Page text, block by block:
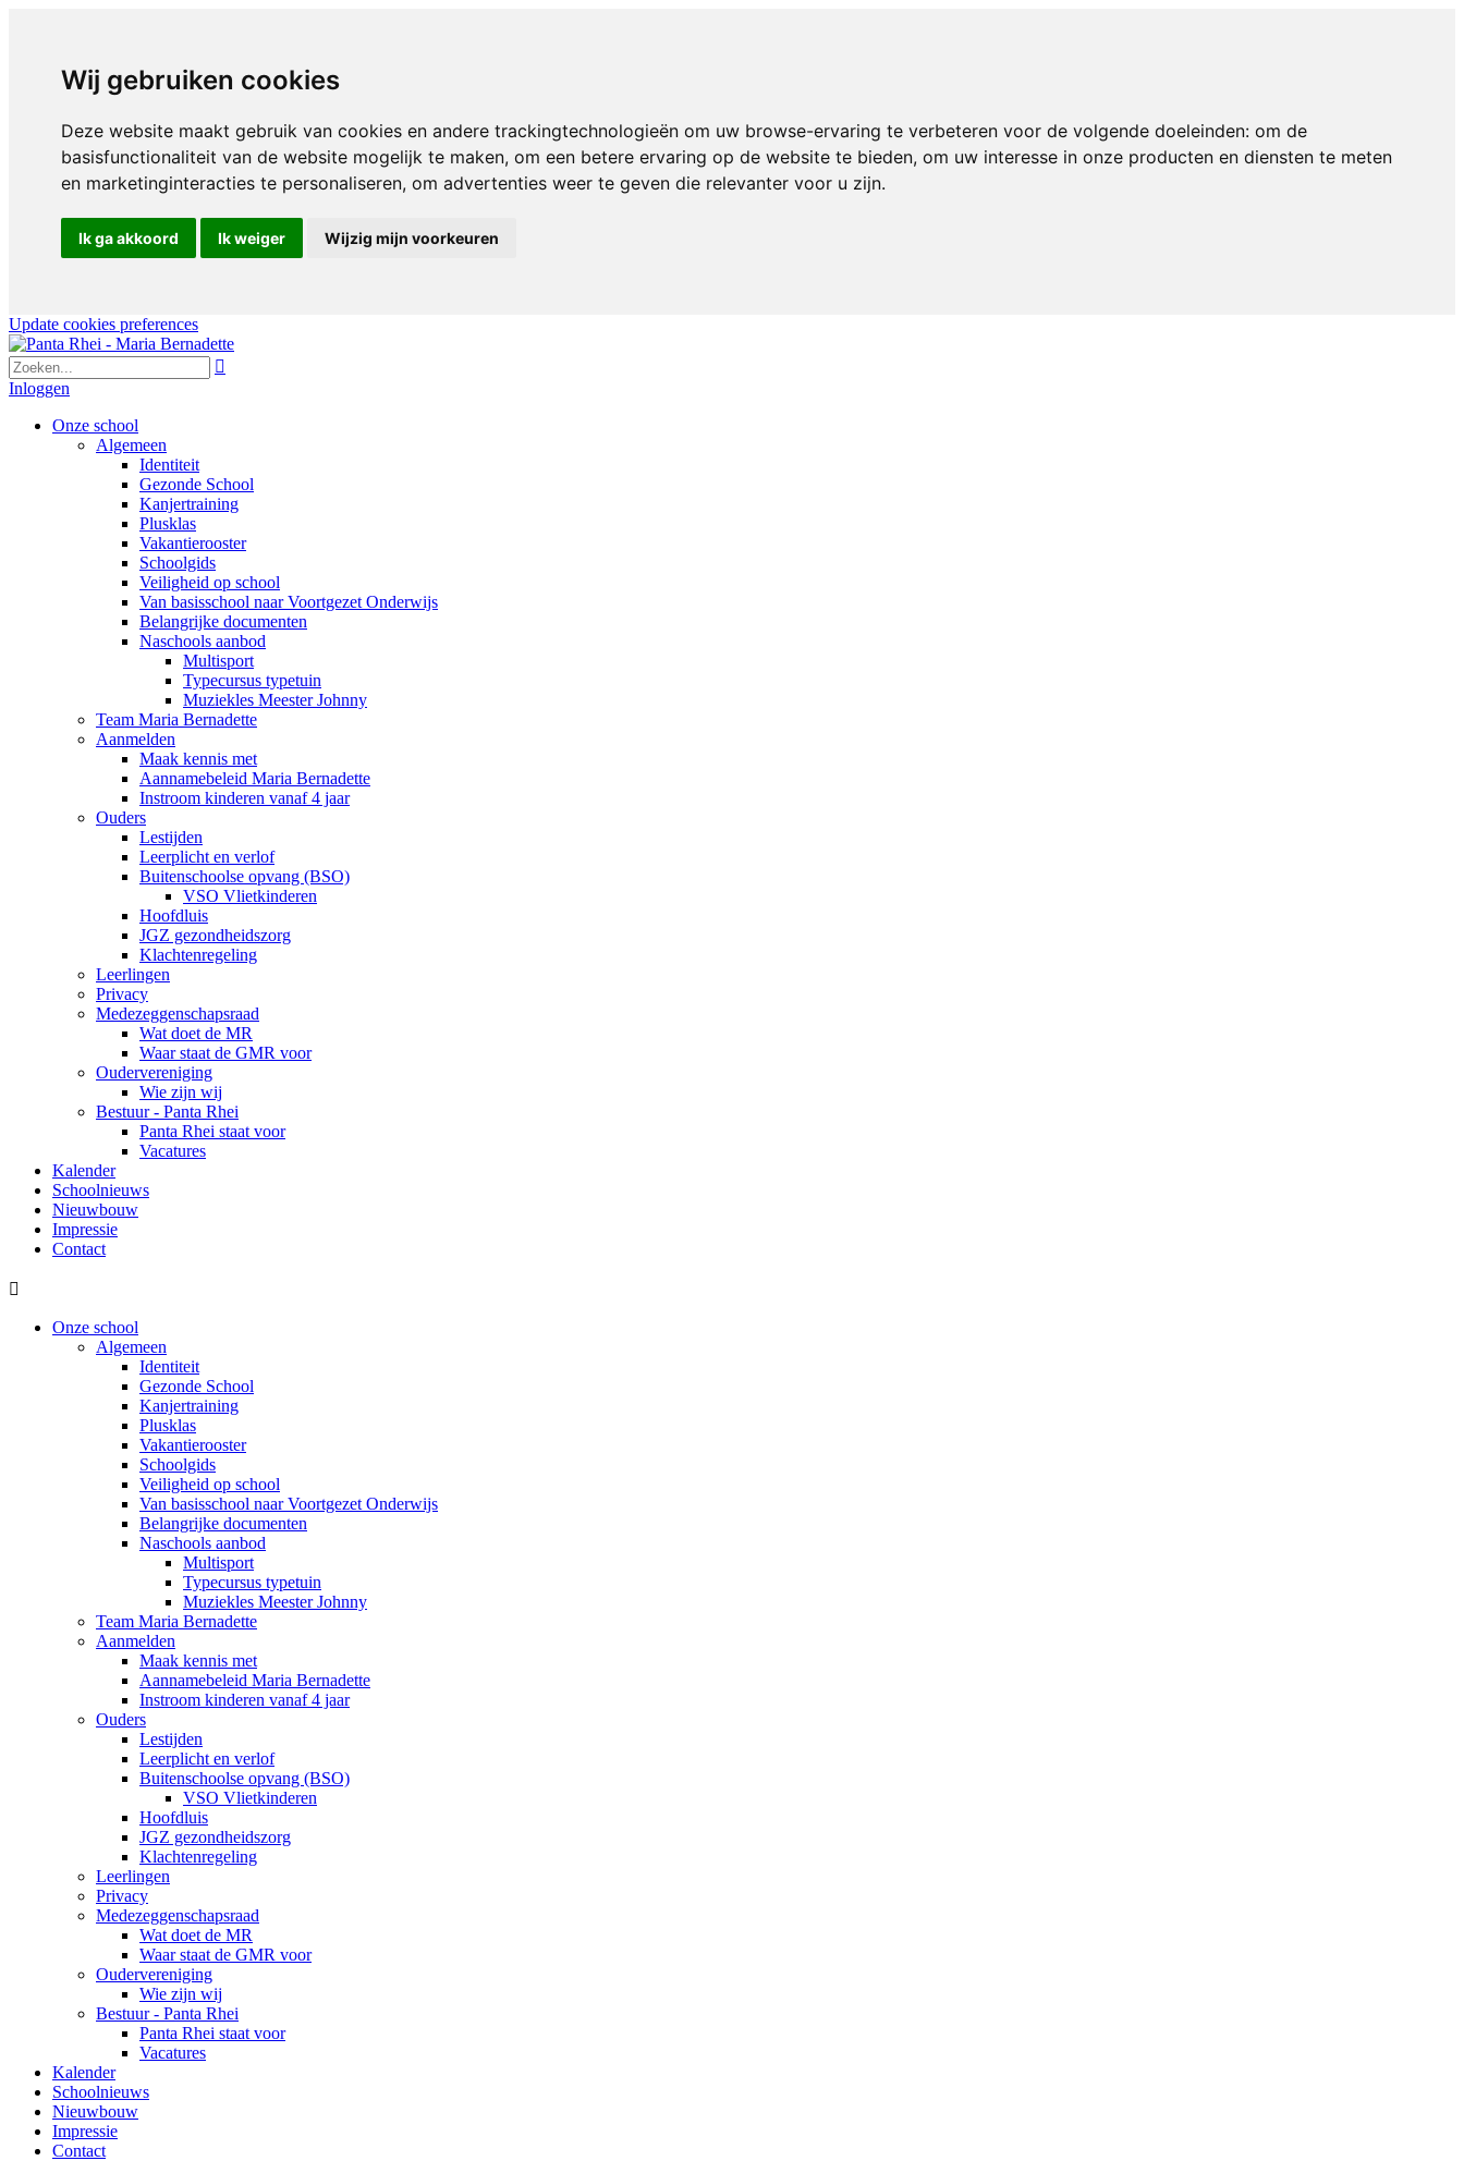
Wij gebruiken cookies
Deze website maakt gebruik van cookies en andere trackingtechnologieën om uw browse-ervaring te verbeteren voor de volgende doeleinden: om de
basisfunctionaliteit van de website mogelijk te maken, om een betere ervaring op de website te bieden, om uw interesse in onze producten en diensten te meten
en marketinginteracties te personaliseren, om advertenties weer te geven die relevanter voor u zijn.
Ik ga akkoord Ik weiger Wijzig mijn voorkeuren
Update cookies preferences

Inloggen
Onze school
Algemeen
Identiteit
Gezonde School
Kanjertraining
Plusklas
Vakantierooster
Schoolgids
Veiligheid op school
Van basisschool naar Voortgezet Onderwijs
Belangrijke documenten
Naschools aanbod
Multisport
Typecursus typetuin
Muziekles Meester Johnny
Team Maria Bernadette
Aanmelden
Maak kennis met
Aannamebeleid Maria Bernadette
Instroom kinderen vanaf 4 jaar
Ouders
Lestijden
Leerplicht en verlof
Buitenschoolse opvang (BSO)
VSO Vlietkinderen
Hoofdluis
JGZ gezondheidszorg
Klachtenregeling
Leerlingen
Privacy
Medezeggenschapsraad
Wat doet de MR
Waar staat de GMR voor
Oudervereniging
Wie zijn wij
Bestuur - Panta Rhei
Panta Rhei staat voor
Vacatures
Kalender
Schoolnieuws
Nieuwbouw
Impressie
Contact

Onze school
Algemeen
Identiteit
Gezonde School
Kanjertraining
Plusklas
Vakantierooster
Schoolgids
Veiligheid op school
Van basisschool naar Voortgezet Onderwijs
Belangrijke documenten
Naschools aanbod
Multisport
Typecursus typetuin
Muziekles Meester Johnny
Team Maria Bernadette
Aanmelden
Maak kennis met
Aannamebeleid Maria Bernadette
Instroom kinderen vanaf 4 jaar
Ouders
Lestijden
Leerplicht en verlof
Buitenschoolse opvang (BSO)
VSO Vlietkinderen
Hoofdluis
JGZ gezondheidszorg
Klachtenregeling
Leerlingen
Privacy
Medezeggenschapsraad
Wat doet de MR
Waar staat de GMR voor
Oudervereniging
Wie zijn wij
Bestuur - Panta Rhei
Panta Rhei staat voor
Vacatures
Kalender
Schoolnieuws
Nieuwbouw
Impressie
Contact